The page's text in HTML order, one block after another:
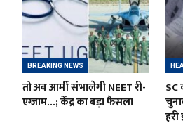
BREAKING NEWS
तो अब आर्मी संभालेगी NEET री-
एग्जाम…; केंद्र का बड़ा फैसला
SC